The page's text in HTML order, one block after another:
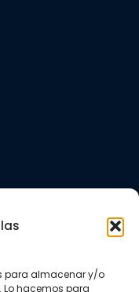
para almacenar y/o
hacemos para